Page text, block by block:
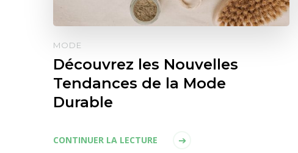
MODE
Découvrez les Nouvelles
Tendances de la Mode
Durable
CONTINUER LA LECTURE